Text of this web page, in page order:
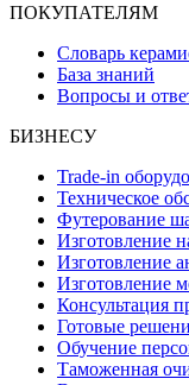
ПОКУПАТЕЛЯМ
Словарь
База знаний
Вопросы и
БИЗНЕСУ
Trade-in
Техническое
Футерование
Изготовление
Изготовление
Изготовление
Консультация
Готовые
Обучение
Таможенная